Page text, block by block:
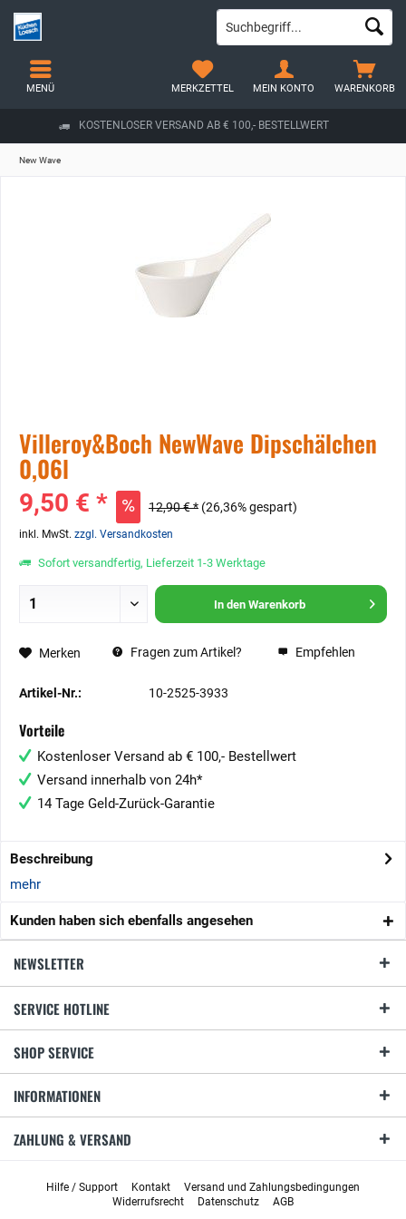
KOSTENLOSER VERSAND AB € 100,- BESTELLWERT
WARENKORB
MERKZETTEL MEIN KONTO
MENÜ
New Wave
Villeroy&Boch NewWave Dipschälchen
0,06l
9,50 € * 12,90 € * (26,36% gespart)
inkl. MwSt. zzgl. Versandkosten
Sofort versandfertig, Lieferzeit 1-3 Werktage
In den Warenkorb
Merken Fragen zum Artikel? Empfehlen
Artikel-Nr.: 10-2525-3933
Vorteile
Kostenloser Versand ab € 100,- Bestellwert
Versand innerhalb von 24h*
14 Tage Geld-Zurück-Garantie
Beschreibung
mehr
Kunden haben sich ebenfalls angesehen
NEWSLETTER
SERVICE HOTLINE
SHOP SERVICE
INFORMATIONEN
ZAHLUNG & VERSAND
Hilfe / Support Kontakt
Versand und Zahlungsbedingungen
Widerrufsrecht
Datenschutz AGB